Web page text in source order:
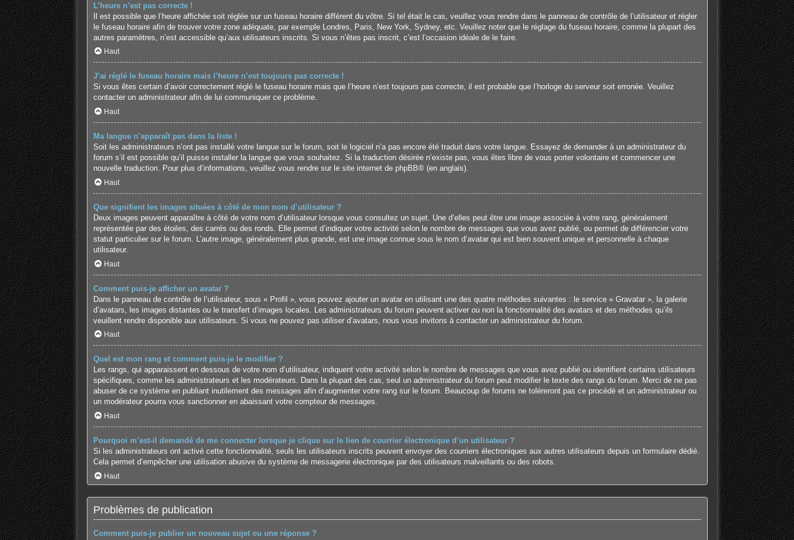
L’heure n’est pas correcte !
Il est possible que l’heure affichée soit réglée sur un fuseau horaire différent du vôtre. Si tel était le cas, veuillez vous rendre dans le panneau de contrôle de l’utilisateur et régler
le fuseau horaire afin de trouver votre zone adéquate, par exemple Londres, Paris, New York, Sydney, etc. Veuillez noter que le réglage du fuseau horaire, comme la plupart des
autres paramètres, n’est accessible qu’aux utilisateurs inscrits. Si vous n’êtes pas inscrit, c’est l’occasion idéale de le faire.
Haut
J’ai réglé le fuseau horaire mais l’heure n’est toujours pas correcte !
Si vous êtes certain d’avoir correctement réglé le fuseau horaire mais que l’heure n’est toujours pas correcte, il est probable que l’horloge du serveur soit erronée. Veuillez
contacter un administrateur afin de lui communiquer ce problème.
Haut
Ma langue n’apparaît pas dans la liste !
Soit les administrateurs n’ont pas installé votre langue sur le forum, soit le logiciel n’a pas encore été traduit dans votre langue. Essayez de demander à un administrateur du
forum s’il est possible qu’il puisse installer la langue que vous souhaitez. Si la traduction désirée n’existe pas, vous êtes libre de vous porter volontaire et commencer une
nouvelle traduction. Pour plus d’informations, veuillez vous rendre sur le site internet de phpBB® (en anglais).
Haut
Que signifient les images situées à côté de mon nom d’utilisateur ?
Deux images peuvent apparaître à côté de votre nom d’utilisateur lorsque vous consultez un sujet. Une d’elles peut être une image associée à votre rang, généralement
représentée par des étoiles, des carrés ou des ronds. Elle permet d’indiquer votre activité selon le nombre de messages que vous avez publié, ou permet de différencier votre
statut particulier sur le forum. L’autre image, généralement plus grande, est une image connue sous le nom d’avatar qui est bien souvent unique et personnelle à chaque
utilisateur.
Haut
Comment puis-je afficher un avatar ?
Dans le panneau de contrôle de l’utilisateur, sous « Profil », vous pouvez ajouter un avatar en utilisant une des quatre méthodes suivantes : le service « Gravatar », la galerie
d’avatars, les images distantes ou le transfert d’images locales. Les administrateurs du forum peuvent activer ou non la fonctionnalité des avatars et des méthodes qu’ils
veuillent rendre disponible aux utilisateurs. Si vous ne pouvez pas utiliser d’avatars, nous vous invitons à contacter un administrateur du forum.
Haut
Quel est mon rang et comment puis-je le modifier ?
Les rangs, qui apparaissent en dessous de votre nom d’utilisateur, indiquent votre activité selon le nombre de messages que vous avez publié ou identifient certains utilisateurs
spécifiques, comme les administrateurs et les modérateurs. Dans la plupart des cas, seul un administrateur du forum peut modifier le texte des rangs du forum. Merci de ne pas
abuser de ce système en publiant inutilement des messages afin d’augmenter votre rang sur le forum. Beaucoup de forums ne toléreront pas ce procédé et un administrateur ou
un modérateur pourra vous sanctionner en abaissant votre compteur de messages.
Haut
Pourquoi m’est-il demandé de me connecter lorsque je clique sur le lien de courrier électronique d’un utilisateur ?
Si les administrateurs ont activé cette fonctionnalité, seuls les utilisateurs inscrits peuvent envoyer des courriers électroniques aux autres utilisateurs depuis un formulaire dédié.
Cela permet d’empêcher une utilisation abusive du système de messagerie électronique par des utilisateurs malveillants ou des robots.
Haut
Problèmes de publication
Comment puis-je publier un nouveau sujet ou une réponse ?